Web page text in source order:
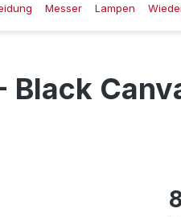
Messer Lampen
Black